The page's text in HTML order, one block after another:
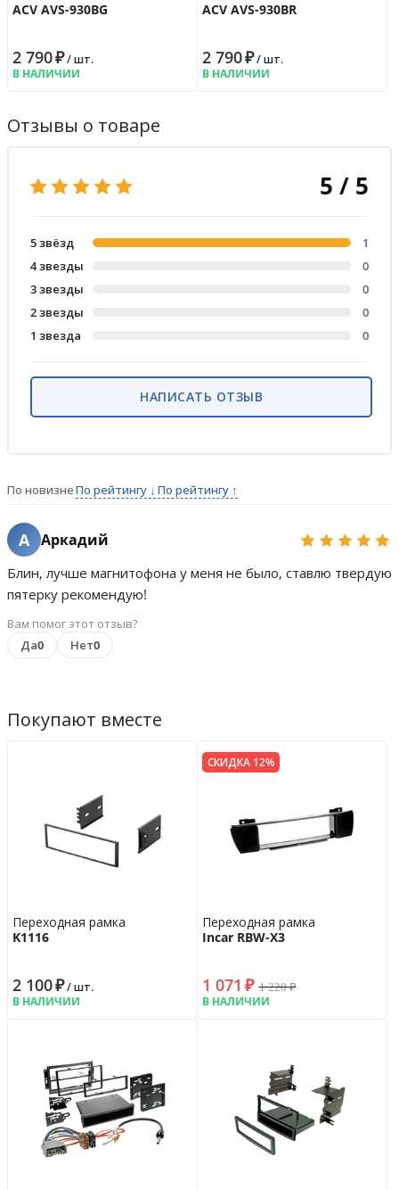
ACV AVS-930BG
2 790₽/ шт.
В НАЛИЧИИ
ACV AVS-930BR
2 790₽/ шт.
В НАЛИЧИИ
Отзывы о товаре
По новизнеПо рейтингу ↓ По рейтингу ↑
А Аркадий
Блин, лучше магнитофона у меня не было, ставлю твердую
пятерку рекомендую!
Вам помог этот отзыв?
Да0 Нет0
5 / 5
5 звёзд
1
4 звезды
0
3 звезды
0
2 звезды
0
1 звезда
0
НАПИСАТЬ ОТЗЫВ
Покупают вместе
Переходная рамка
K1116
2 100₽/ шт.
В НАЛИЧИИ
СКИДКА 12%
Переходная рамка
Incar RBW-X3
1 071 ₽ 1 220₽
В НАЛИЧИИ